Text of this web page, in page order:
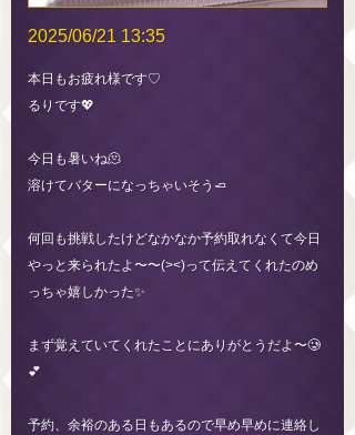
2025/06/21 13:35
本日もお疲れ様です♡
るりです💖
今日も暑いね🫠
溶けてバターになっちゃいそう🧈
何回も挑戦したけどなかなか予約取れなくて今日
やっと来られたよ〜〜(><)って伝えてくれたのめ
っちゃ嬉しかった✨
まず覚えていてくれたことにありがとうだよ〜🥲
💕
予約、余裕のある日もあるので早め早めに連絡し